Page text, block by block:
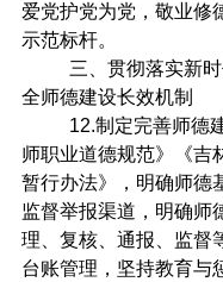
爱党护党为党，敬业修
示范标杆。
三、贯彻落实新
全师德建设长效机制
12.制定完善师德
师职业道德规范》《吉
暂行办法》，明确师德
监督举报渠道，明确师
理、复核、通报、监督
台账管理，坚持教育与